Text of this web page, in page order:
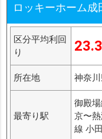
ロッキーホーム成
区分平均利回
り
所在地 神奈
最寄り駅
御殿
京〜
線 小